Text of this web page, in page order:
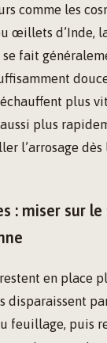
comme les
œillets d’Inde,
fait
plus
plus
l’arrosage dès
: miser sur
en place
disparaissent
feuillage, puis